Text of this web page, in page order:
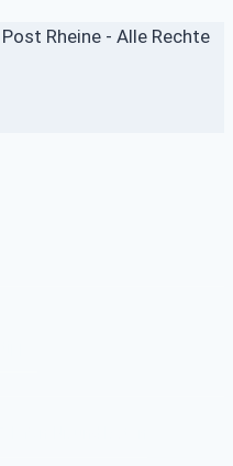
Rheine - Alle Rechte